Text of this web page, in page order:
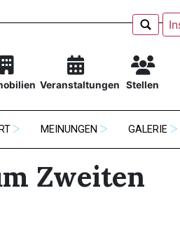
Veranstaltungen Stellen
MEINUNGEN GALERIE
Zweiten